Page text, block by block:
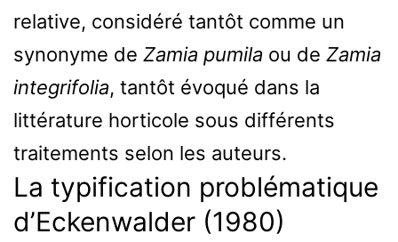
relative, considéré tantôt comme un
synonyme de Zamia pumila ou de Zamia
integrifolia, tantôt évoqué dans la
littérature horticole sous différents
traitements selon les auteurs.
La typification problématique
d’Eckenwalder (1980)